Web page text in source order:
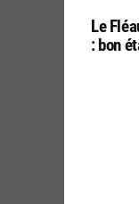
Le
: bon